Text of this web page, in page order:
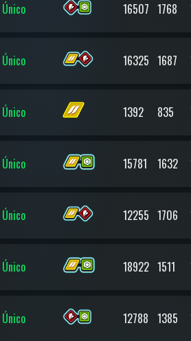
Único 16507 1768
Único 16325 1687
Único 1392 835
Único 15781 1632
Único 12255 1706
Único 18922 1511
Único 12788 1385